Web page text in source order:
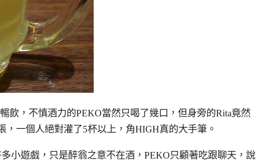
飲，不慎酒力的PEKO當然只喝了幾口，但身旁的Rita竟然
，一個人絕對灌了5杯以上，角HIGH真的大手筆。
小遊戲，只是醉翁之意不在酒，PEKO只顧著吃跟聊天，說